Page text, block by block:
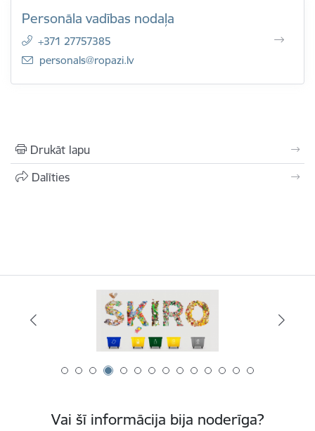
Personāla vadības nodaļa
+371 27757385
E-pasts:
personals@ropazi.lv
Drukāt lapu
Dalīties
Vai šī informācija bija noderīga?